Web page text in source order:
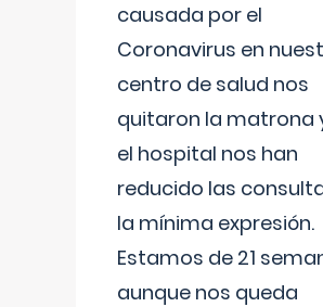
causada por el
Coronavirus en
centro de salud nos
quitaron la matrona
el hospital nos han
reducido las
la mínima expresión.
Estamos de 21
aunque nos queda